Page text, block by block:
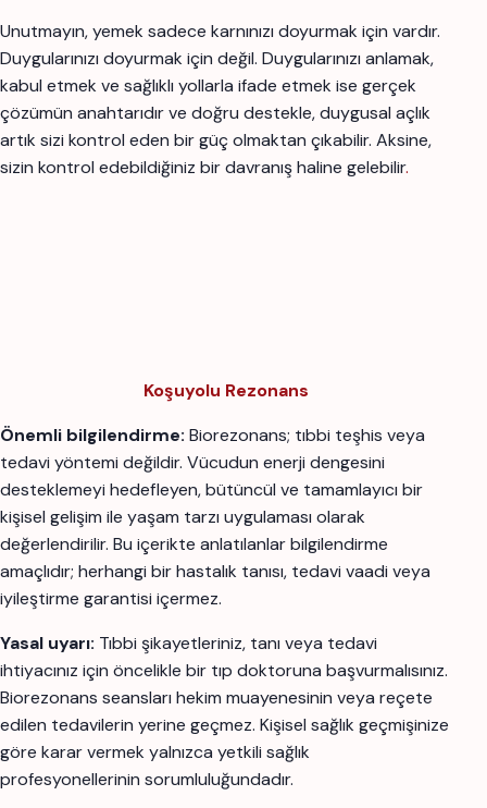
Unutmayın, yemek sadece karnınızı doyurmak için vardır.
Duygularınızı doyurmak için değil. Duygularınızı anlamak,
kabul etmek ve sağlıklı yollarla ifade etmek ise gerçek
çözümün anahtarıdır ve doğru destekle, duygusal açlık
artık sizi kontrol eden bir güç olmaktan çıkabilir. Aksine,
sizin kontrol edebildiğiniz bir davranış haline gelebilir.
Koşuyolu Rezonans
Önemli bilgilendirme: Biorezonans; tıbbi teşhis veya
tedavi yöntemi değildir. Vücudun enerji dengesini
desteklemeyi hedefleyen, bütüncül ve tamamlayıcı bir
kişisel gelişim ile yaşam tarzı uygulaması olarak
değerlendirilir. Bu içerikte anlatılanlar bilgilendirme
amaçlıdır; herhangi bir hastalık tanısı, tedavi vaadi veya
iyileştirme garantisi içermez.
Yasal uyarı: Tıbbi şikayetleriniz, tanı veya tedavi
ihtiyacınız için öncelikle bir tıp doktoruna başvurmalısınız.
Biorezonans seansları hekim muayenesinin veya reçete
edilen tedavilerin yerine geçmez. Kişisel sağlık geçmişinize
göre karar vermek yalnızca yetkili sağlık
profesyonellerinin sorumluluğundadır.